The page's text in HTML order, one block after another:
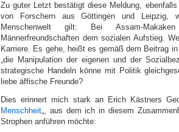
Zu guter Letzt bestätigt diese Meldung,
von Forschern aus Göttingen und Leipzig,
Menschenwelt gilt: Bei Assam-
Männerfreundschaften dem sozialen Aufstieg.
Karriere. Es gehe, heißt es gemäß dem Beitrag in
„die Manipulation der eigenen und der
strategische Handeln könne mit Politik
liebe äffische Freunde?
Dies erinnert mich stark an Erich Kästners
Menschheit„, aus dem ich in diesem
Strophen anführen möchte: